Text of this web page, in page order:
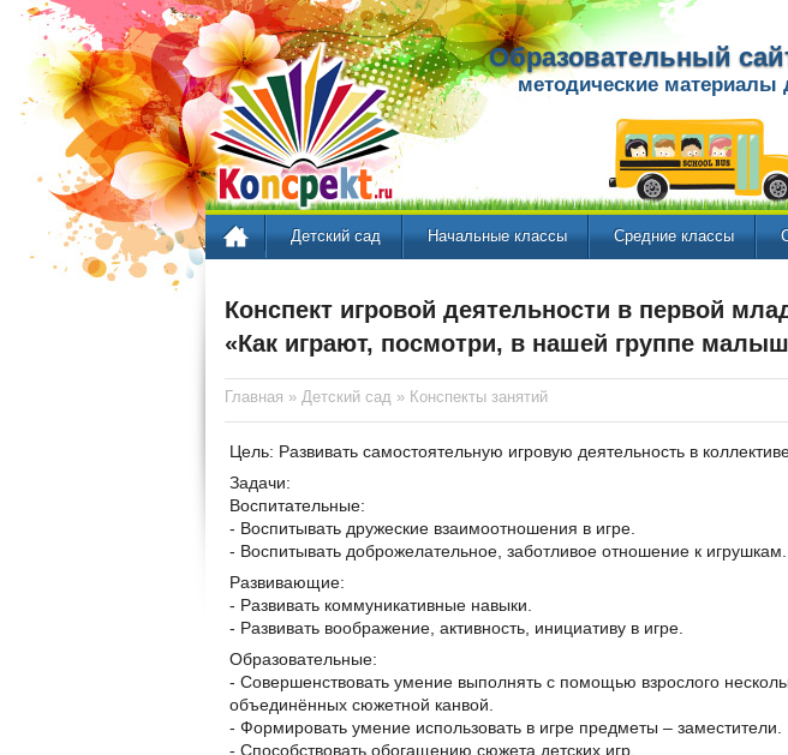
Образовательный
методические материалы
Детский сад Начальные классы Средние классы
Конспект игровой деятельности в первой
«Как играют, посмотри, в нашей группе
Главная » Детский сад » Конспекты занятий
Цель: Развивать самостоятельную игровую деятельность в
Задачи:
Воспитательные:
- Воспитывать дружеские взаимоотношения в игре.
- Воспитывать доброжелательное, заботливое отношение к игрушкам.
Развивающие:
- Развивать коммуникативные навыки.
- Развивать воображение, активность, инициативу в игре.
Образовательные:
- Совершенствовать умение выполнять с помощью взрослого
объединённых сюжетной канвой.
- Формировать умение использовать в игре предметы – заместители.
- Способствовать обогащению сюжета детских игр.